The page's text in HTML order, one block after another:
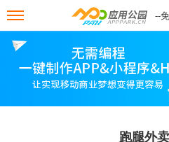
--
跑腿外